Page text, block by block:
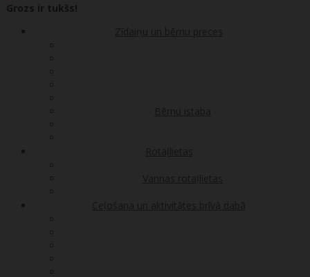
Grozs ir tukšs!
Zīdaiņu un bērnu preces
Bērnu istaba
Rotaļlietas
Vannas rotaļlietas
Ceļošana un aktivitātes brīvā dabā